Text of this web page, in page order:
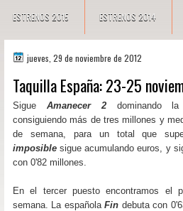
ESTRENOS 2015 ESTRENOS 2014
jueves, 29 de noviembre de 2012
Taquilla España: 23-25
Sigue Amanecer 2 dominando
consiguiendo más de tres millones y
de semana, para un total que
imposiblesigue acumulando euros, y
con 0'82 millones.
En el tercer puesto encontramos el
semana. La españolaFin debuta con